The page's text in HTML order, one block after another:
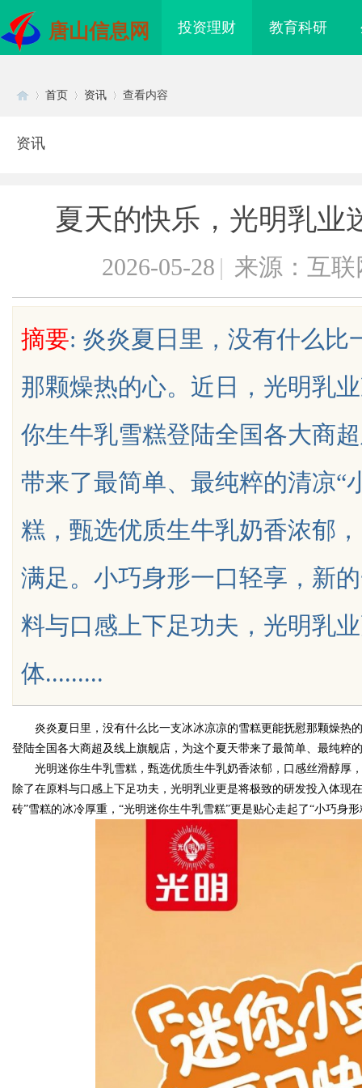
唐山信息网 投资理财 教育科研
Bo
首页 资讯 查看内容
资讯
夏天的快乐，光明乳业
2026-05-28 | 来源：互联
摘要: 炎炎夏日里，没有什么比
那颗燥热的心。近日，光明乳
你生牛乳雪糕登陆全国各大商
带来了最简单、最纯粹的清凉“
糕，甄选优质生牛乳奶香浓郁
满足。小巧身形一口轻享，新
料与口感上下足功夫，光明乳
体.........
炎炎夏日里，没有什么比一支冰冰凉凉的雪糕更能抚慰那颗燥
登陆全国各大商超及线上旗舰店，为这个夏天带来了最简单、最纯粹
光明迷你生牛乳雪糕，甄选优质生牛乳奶香浓郁，口感丝滑醇厚
除了在原料与口感上下足功夫，光明乳业更是将极致的研发投入体现
砖”雪糕的冰冷厚重，“光明迷你生牛乳雪糕”更是贴心走起了“小巧身形